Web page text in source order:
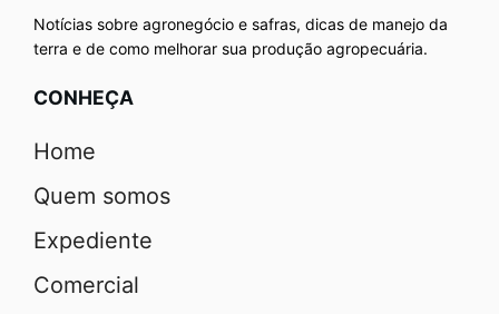
Notícias sobre agronegócio e safras, dicas de manejo da
terra e de como melhorar sua produção agropecuária.
CONHEÇA
Home
Quem somos
Expediente
Comercial